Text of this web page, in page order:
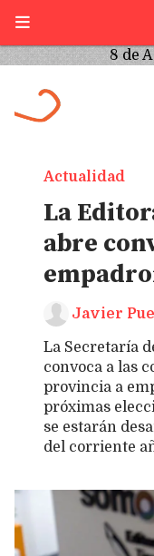
8 de
La
abre
La Secretaría
convoca a las
provincia a
próximas
se estarán
del corriente
Actualidad
Javier